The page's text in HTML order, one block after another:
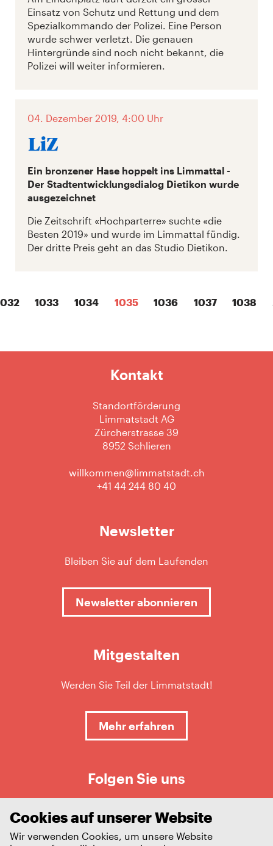
Einsatz von Schutz und Rettung und dem
Spezialkommando der Polizei. Eine Person
wurde schwer verletzt. Die genauen
Hintergründe sind noch nicht bekannt, die
Polizei will weiter informieren.
04. Dezember 2019, 4:00 Uhr
Ein bronzener Hase hoppelt ins Limmattal -
Der Stadtentwicklungsdialog Dietikon wurde
ausgezeichnet
Die Zeitschrift «Hochparterre» suchte «die
Besten 2019» und wurde im Limmattal fündig.
Der dritte Preis geht an das Studio Dietikon.
1033 1034 1035 1036 1037 1038
Kontakt
Standortförderung
Limmatstadt AG
Zürcherstrasse 39
8952 Schlieren
willkommen@limmatstadt.ch
+41 44 244 80 40
Newsletter
Bleiben Sie auf dem Laufenden
Newsletter abonnieren
Mitgestalten
Werden Sie Teil der Limmatstadt!
Mehr erfahren
Folgen Sie uns
Cookies auf unserer Website
Wir verwenden Cookies, um unsere Website